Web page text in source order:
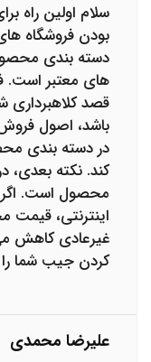
سلام اولین راه
بودن فروشگاه
دسته بندی
های معتبر است.
قصد کلاهبرداری
باشد، اصول
در دسته بندی
کند. نکته بعدی،
محصول است.
اینترنتی، قیمت
غیرعادی کاهش
کردن جیب شما را
علیرضا محمدی